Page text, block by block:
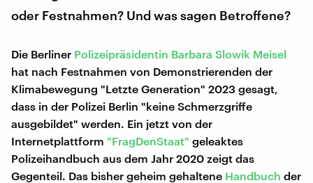
oder Festnahmen? Und was sagen Betroffene?
Die Berliner Polizeipräsidentin Barbara Slowik Meisel
hat nach Festnahmen von Demonstrierenden der
Klimabewegung "Letzte Generation" 2023 gesagt,
dass in der Polizei Berlin "keine Schmerzgriffe
ausgebildet" werden. Ein jetzt von der
Internetplattform "FragDenStaat" geleaktes
Polizeihandbuch aus dem Jahr 2020 zeigt das
Gegenteil. Das bisher geheim gehaltene Handbuch der